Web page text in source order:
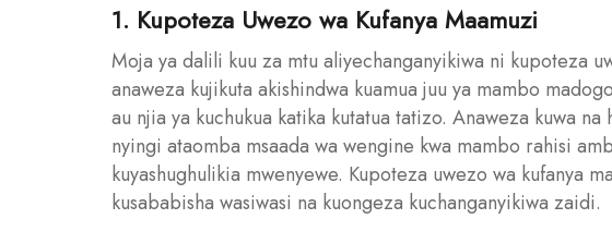
1. Kupoteza Uwezo wa Kufanya Maamuzi
Moja ya dalili kuu za mtu aliyechanganyikiwa ni kupoteza
anaweza kujikuta akishindwa kuamua juu ya mambo
au njia ya kuchukua katika kutatua tatizo. Anaweza kuwa
nyingi ataomba msaada wa wengine kwa mambo rahisi
kuyashughulikia mwenyewe. Kupoteza uwezo wa kufanya
kusababisha wasiwasi na kuongeza kuchanganyikiwa zaidi.